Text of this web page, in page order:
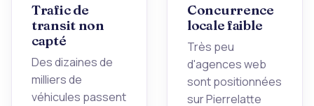
Trafic de
transit non
capté
Des dizaines de
milliers de
véhicules passent
Concurrence
locale faible
Très peu
d'agences web
sont positionnées
sur Pierrelatte